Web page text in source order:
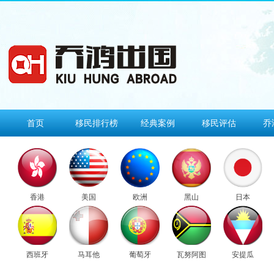
首页 移民排行榜 经典案例 移民评估 乔
香港 美国 欧洲 黑山 日本
西班牙 马耳他 葡萄牙 瓦努阿图 安提瓜